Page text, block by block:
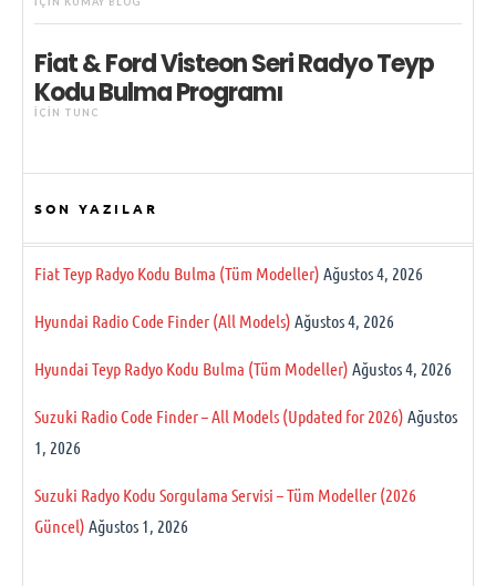
Fiat & Ford Visteon Seri Radyo Teyp
Kodu Bulma Programı
IÇIN TUNC
SON YAZILAR
Fiat Teyp Radyo Kodu Bulma (Tüm Modeller) Ağustos 4, 2026
Hyundai Radio Code Finder (All Models) Ağustos 4, 2026
Hyundai Teyp Radyo Kodu Bulma (Tüm Modeller) Ağustos 4, 2026
Suzuki Radio Code Finder – All Models (Updated for 2026) Ağustos
1, 2026
Suzuki Radyo Kodu Sorgulama Servisi – Tüm Modeller (2026
Güncel) Ağustos 1, 2026